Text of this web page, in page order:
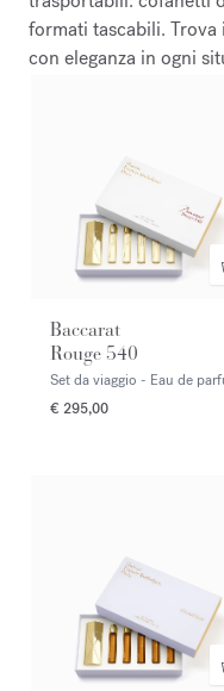
formati tascabili.
con eleganza in ogni
Baccarat
Rouge 540
Set da viaggio - Eau de
€ 295,00